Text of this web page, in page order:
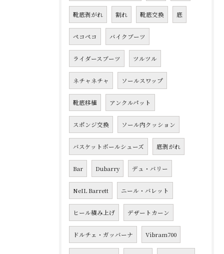
靴底剥がれ 割れ 靴底交換 底
ペコペコ バイクブーツ
ライダースブーツ ツルツル
ネチャネチャ ソールスワップ
靴底移植 アンクルパット
スポンジ交換 ソール内クッション
バスケットボールシューズ 底剥がれ
Bar Dubarry デュ・バリー
NeIL Barrett ニール・バレット
ヒール積み上げ デザートカーン
ドルチェ・ガッバーナ Vibram700